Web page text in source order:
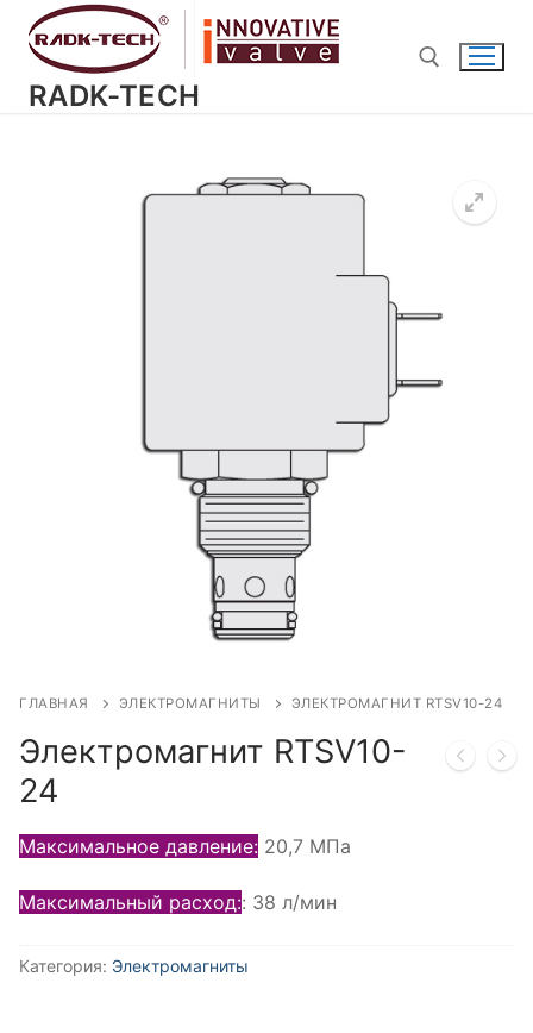
Перейти
содержимому
RADK-TECH
ГЛАВНАЯ ЭЛЕКТРОМАГНИТЫ ЭЛЕКТРОМАГНИТ RTSV10-24
Электромагнит RTSV10-
24
Максимальное давление: 20,7 МПа
Максимальный расход:: 38 л/мин
Категория: Электромагниты